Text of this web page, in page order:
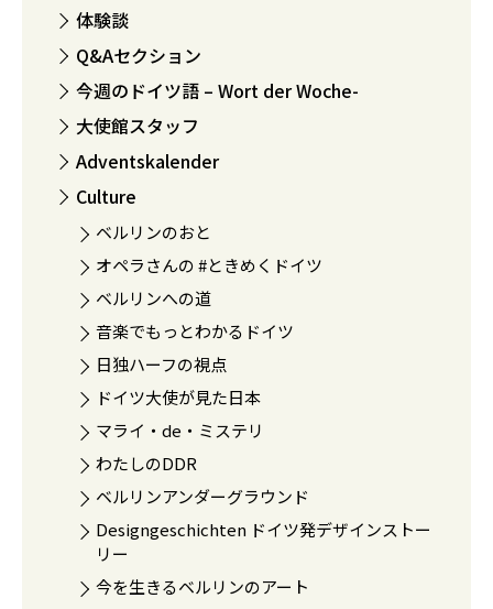
体験談
Q&Aセクション
今週のドイツ語 – Wort der Woche-
大使館スタッフ
Adventskalender
Culture
ベルリンのおと
オペラさんの #ときめくドイツ
ベルリンへの道
音楽でもっとわかるドイツ
日独ハーフの視点
ドイツ大使が見た日本
マライ・de・ミステリ
わたしのDDR
ベルリンアンダーグラウンド
Designgeschichten ドイツ発デザインストー
リー
今を生きるベルリンのアート